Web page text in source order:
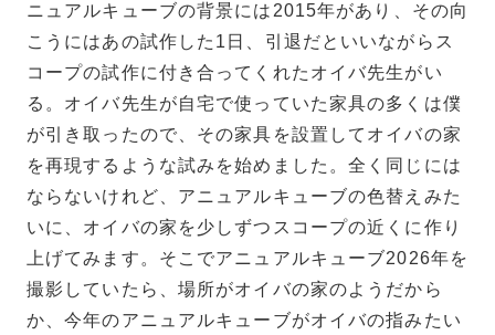
ニュアルキューブの背景には2015年があり、その向
こうにはあの試作した1日、引退だといいながらス
コープの試作に付き合ってくれたオイバ先生がい
る。オイバ先生が自宅で使っていた家具の多くは僕
が引き取ったので、その家具を設置してオイバの家
を再現するような試みを始めました。全く同じには
ならないけれど、アニュアルキューブの色替えみた
いに、オイバの家を少しずつスコープの近くに作り
上げてみます。そこでアニュアルキューブ2026年を
撮影していたら、場所がオイバの家のようだから
か、今年のアニュアルキューブがオイバの指みたい